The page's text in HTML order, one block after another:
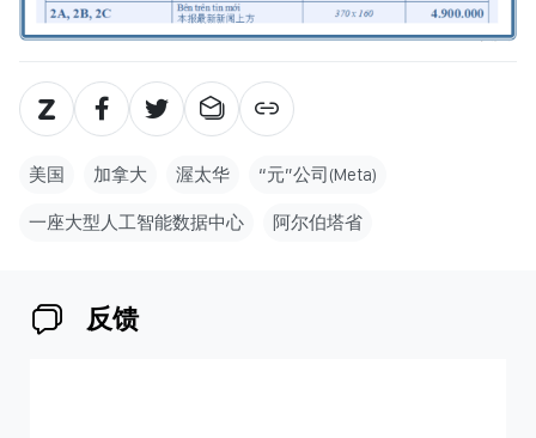
美国 加拿大 渥太华 “元”公司(Meta)
一座大型人工智能数据中心 阿尔伯塔省
反馈